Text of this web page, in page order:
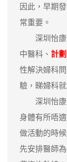
因此，早期
常重要。
深圳怡康
中醫科、 計
性解決婦科
驗，睇婦科
深圳怡康
身體有所唔
做活動的時
先安排醫師